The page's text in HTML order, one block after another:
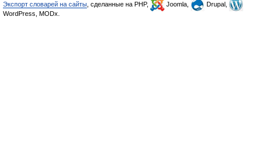
Экспорт словарей на сайты , сделанные на PHP, Joomla,
Drupal,
WordPress, MODx.